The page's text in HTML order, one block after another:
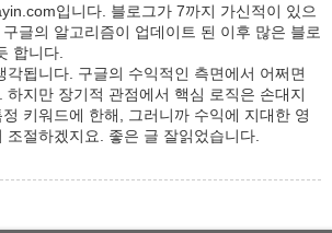
입니다. 블로그가 7까지 가신적이 있으
글의 알고리즘이 업데이트 된 이후 많은 블로
합니다.
각됩니다. 구글의 수익적인 측면에서 어쩌면
하지만 장기적 관점에서 핵심 로직은 손대지
키워드에 한해, 그러니까 수익에 지대한 영
조절하겠지요. 좋은 글 잘읽었습니다.